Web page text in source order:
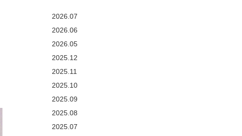
2026.07
2026.06
2026.05
2025.12
2025.11
2025.10
2025.09
2025.08
2025.07